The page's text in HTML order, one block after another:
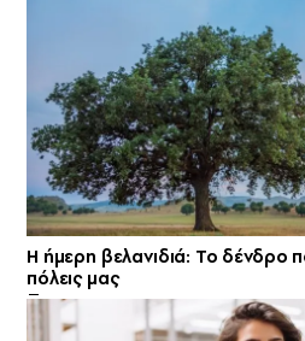
Η ήμερη βελανιδιά: Το δένδρο
πόλεις μας